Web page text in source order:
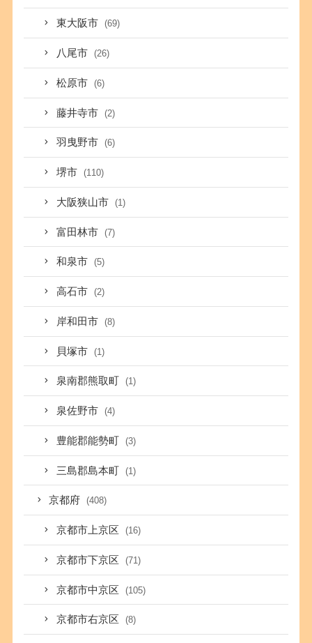
東大阪市 (69)
八尾市 (26)
松原市 (6)
藤井寺市 (2)
羽曳野市 (6)
堺市 (110)
大阪狭山市 (1)
富田林市 (7)
和泉市 (5)
高石市 (2)
岸和田市 (8)
貝塚市 (1)
泉南郡熊取町 (1)
泉佐野市 (4)
豊能郡能勢町 (3)
三島郡島本町 (1)
京都府 (408)
京都市上京区 (16)
京都市下京区 (71)
京都市中京区 (105)
京都市右京区 (8)